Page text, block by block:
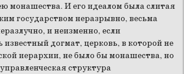
монашества. И его идеалом была слитая
государством неразрывно, весьма
и неизменно, если
известный догмат, церковь, в которой не
иерархии, не было бы монашества, но
структура